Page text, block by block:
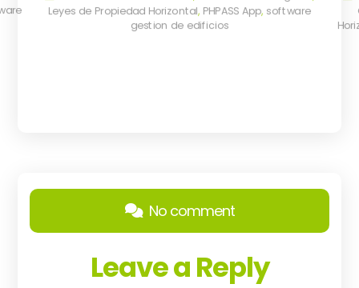
Leyes de Propiedad Horizontal, PHPASS App, software
gestion de edificios
No comment
Leave a Reply